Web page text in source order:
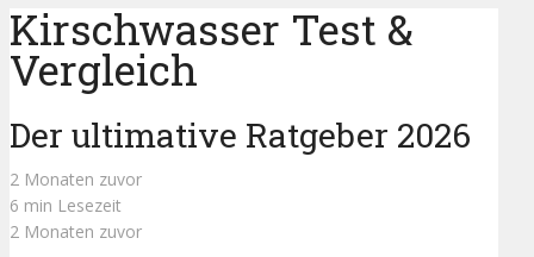
Kirschwasser Test &
Vergleich
Der ultimative Ratgeber 2026
2 Monaten zuvor
6 min Lesezeit
2 Monaten zuvor